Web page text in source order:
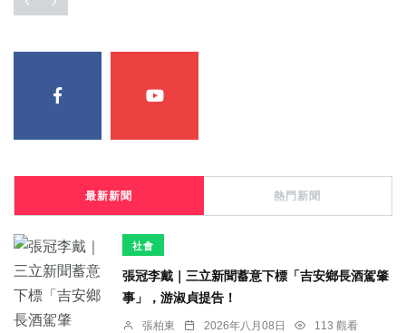
最新新聞 熱門新聞
社會
張冠李戴｜三立新聞蓄意下標「吉安鄉長酒駕肇
事」，游淑貞提告！
張柏東 2026年八月08日
113 觀看